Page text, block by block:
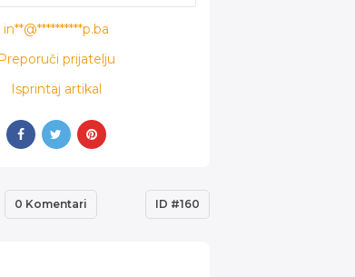
in**@**********p.ba
Preporuči prijatelju
Isprintaj artikal
0 Komentari ID #160